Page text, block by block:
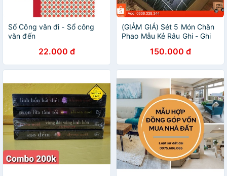
Sổ Công văn đi - Sổ công
văn đến
22.000 đ
(GIẢM GIÁ) Sét 5 Món Chăn
Phao Mẫu Kẻ Râu Ghi - Ghi
(Được chọn mẫu)
150.000 đ